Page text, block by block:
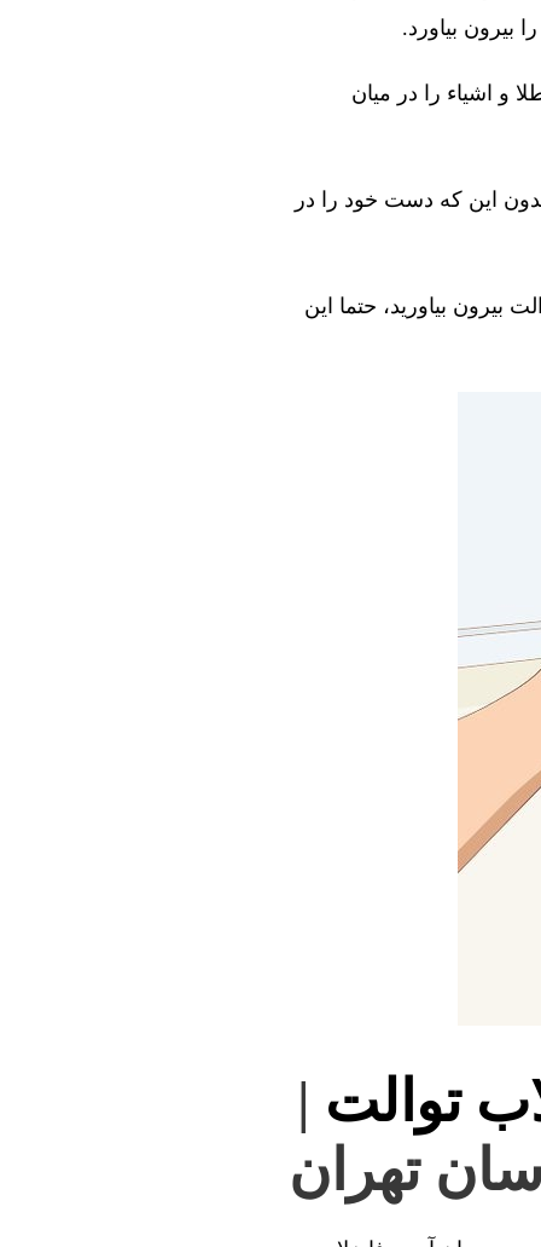
بیرون بیاورد.
و اشیاء را در میان
این که دست خود را در
بیرون بیاورید، حتما این
توالت |
تهران